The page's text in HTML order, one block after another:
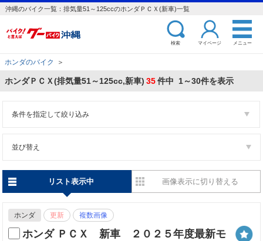
沖縄のバイク一覧：排気量51～125ccのホンダＰＣＸ(新車)一覧
検索 マイページ メニュー
ホンダのバイク ＞
ホンダＰＣＸ(排気量51～125cc,新車) 35件中 1～30件を表示
条件を指定して絞り込み
並び替え
リスト表示中 画像表示に切り替える
ホンダ 更新 複数画像
ホンダ ＰＣＸ 新車 ２０２５年度最新モ